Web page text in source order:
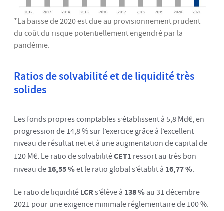
*La baisse de 2020 est due au provisionnement prudent
du coût du risque potentiellement engendré par la
pandémie.
Ratios de solvabilité et de liquidité très
solides
Les fonds propres comptables s’établissent à 5,8 Md€, en
progression de 14,8 % sur l’exercice grâce à l’excellent
niveau de résultat net et à une augmentation de capital de
120 M€. Le ratio de solvabilitéCET1 ressort au très bon
niveau de 16,55 %et le ratio global s’établit à 16,77 %.
Le ratio de liquidité LCRs’élève à 138 % au 31 décembre
2021 pour une exigence minimale réglementaire de 100 %.